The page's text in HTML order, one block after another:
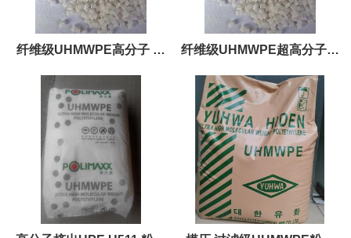
纤维级UHMWPE高分子 耐
化学腐蚀 耐磨 耐疲劳性
纤维级UHMWPE超高分子量
150-800万分子量